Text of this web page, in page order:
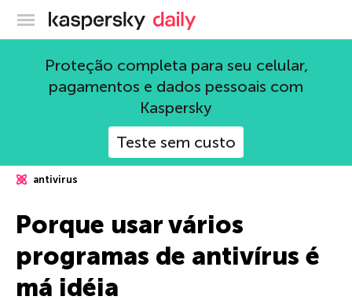
Blog oficial da Kaspersky
Proteção completa para seu celular,
pagamentos e dados pessoais com
Kaspersky
Teste sem custo
antivirus
Porque usar vários
programas de antivírus é
má idéia